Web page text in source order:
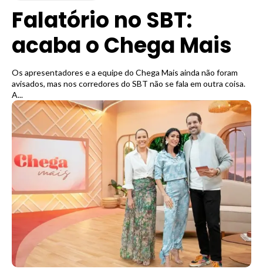
Falatório no SBT:
acaba o Chega Mais
Os apresentadores e a equipe do Chega Mais ainda não foram
avisados, mas nos corredores do SBT não se fala em outra coisa.
A...